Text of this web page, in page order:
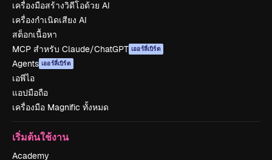
เครื่องมือสร้างวิดีโอด้วย AI
เครื่องกำเนิดเสียง AI
สต็อกเนื้อหา
MCP สำหรับ Claude/ChatGPT เออร์ลี่เบิร์ด
Agents เออร์ลี่เบิร์ด
เอพีไอ
แอปมือถือ
เครื่องมือ Magnific ทั้งหมด
เริ่มต้นใช้งาน
Academy